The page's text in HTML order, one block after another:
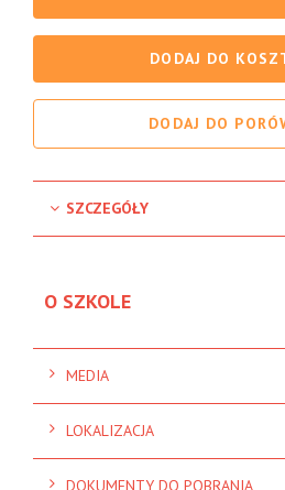
DODAJ DO
DODAJ DO
SZCZEGÓŁY
O SZKOLE
MEDIA
LOKALIZACJA
DOKUMENTY DO POBRANIA